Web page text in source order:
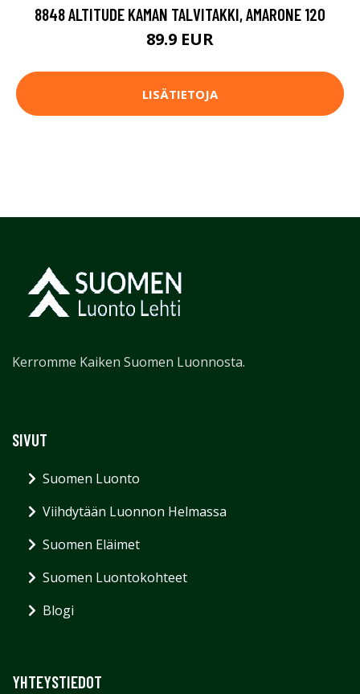
8848 ALTITUDE KAMAN TALVITAKKI, AMARONE 120
89.9 EUR
LISÄTIETOJA
Kerromme Kaiken Suomen Luonnosta.
SIVUT
Suomen Luonto
Viihdytään Luonnon Helmassa
Suomen Eläimet
Suomen Luontokohteet
Blogi
YHTEYSTIEDOT